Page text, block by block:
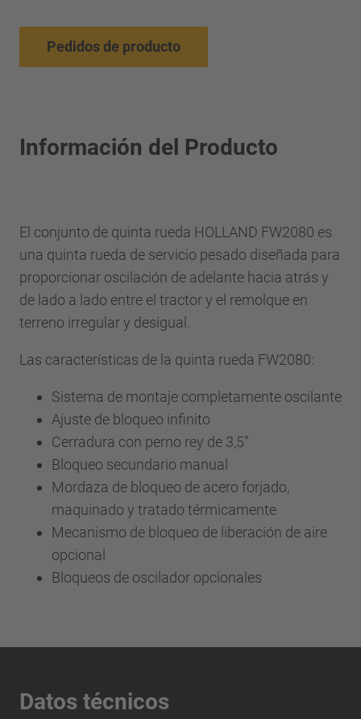
Pedidos de producto
Información del Producto
El conjunto de quinta rueda HOLLAND FW2080 es
una quinta rueda de servicio pesado diseñada para
proporcionar oscilación de adelante hacia atrás y
de lado a lado entre el tractor y el remolque en
terreno irregular y desigual.
Las características de la quinta rueda FW2080:
Sistema de montaje completamente oscilante
Ajuste de bloqueo infinito
Cerradura con perno rey de 3,5”
Bloqueo secundario manual
Mordaza de bloqueo de acero forjado,
maquinado y tratado térmicamente
Mecanismo de bloqueo de liberación de aire
opcional
Bloqueos de oscilador opcionales
Datos técnicos